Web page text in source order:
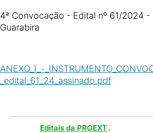
4ª Convocação - Edital nº 61/2024 -
Guarabira
ANEXO_I_-
_edital_61_24_assinado.pdf
Editais da PROEXT.